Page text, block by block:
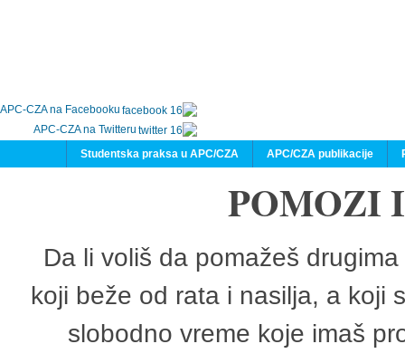
APC-CZA na Facebooku
APC-CZA na Twitteru
APC/CZA publikacije
Studentska praksa u APC/CZA
POMOZI
Da li voliš da pomažeš
koji beže od rata i nasilja, a koji
slobodno vreme koje imaš